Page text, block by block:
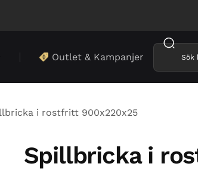
Outlet & Kampanjer
i rostfritt 900x220x25
Spillbricka i